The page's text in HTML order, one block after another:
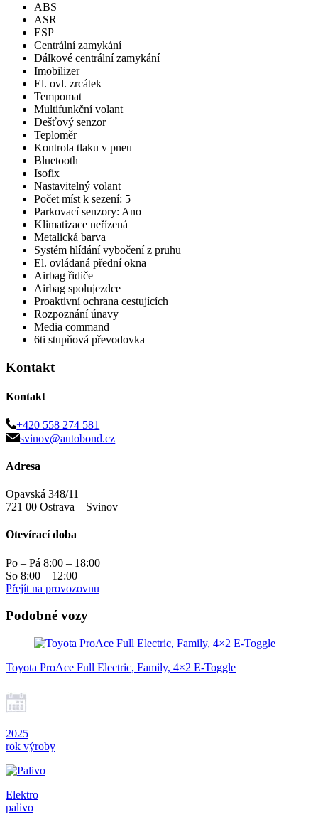
ABS
ASR
ESP
Centrální zamykání
Dálkové centrální zamykání
Imobilizer
El. ovl. zrcátek
Tempomat
Multifunkční volant
Dešťový senzor
Teploměr
Kontrola tlaku v pneu
Bluetooth
Isofix
Nastavitelný volant
Počet míst k sezení: 5
Parkovací senzory: Ano
Klimatizace neřízená
Metalická barva
Systém hlídání vybočení z pruhu
El. ovládaná přední okna
Airbag řidiče
Airbag spolujezdce
Proaktivní ochrana cestujících
Rozpoznání únavy
Media command
6ti stupňová převodovka
Kontakt
Kontakt
+420 558 274 581
svinov@autobond.cz
Adresa
Opavská 348/11
721 00 Ostrava – Svinov
Otevírací doba
Po – Pá 8:00 – 18:00
So 8:00 – 12:00
Přejít na provozovnu
Podobné vozy
Toyota ProAce Full Electric, Family, 4×2 E-Toggle
2025
rok výroby
Elektro
palivo